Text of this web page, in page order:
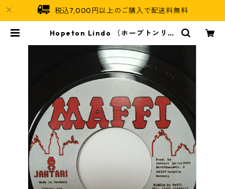
税込7,000円以上のご購入で配送料無料
Hopeton Lindo （ホープトンリン
n Soul